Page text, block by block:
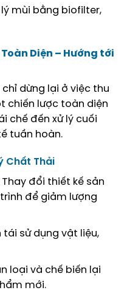
lý mùi bằng biofilter,
Diện – Hướng tới
dừng lại ở việc thu
chiến lược toàn diện
chế đến xử lý cuối
tuần hoàn.
Chất Thải
Thay đổi thiết kế sản
để giảm lượng
tái sử dụng vật liệu,
loại và chế biến lại
mới.